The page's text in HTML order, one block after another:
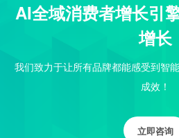
AI全域消费者增长引
增长
我们致力于让所有品牌都能感受到智
成效！
立即咨询